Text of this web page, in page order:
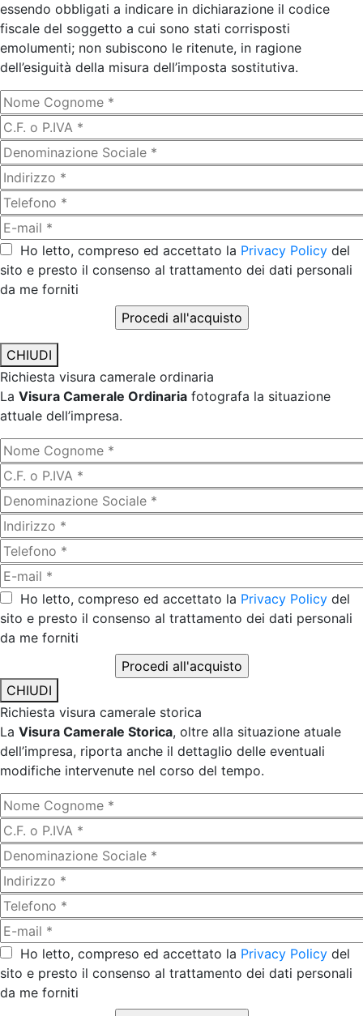
essendo obbligati a indicare in dichiarazione il codice
fiscale del soggetto a cui sono stati corrisposti
emolumenti; non subiscono le ritenute, in ragione
dell’esiguità della misura dell’imposta sostitutiva.
Ho letto, compreso ed accettato la Privacy Policy del
sito e presto il consenso al trattamento dei dati personali
da me forniti
CHIUDI
Richiesta visura camerale ordinaria
La Visura Camerale Ordinaria fotografa la situazione
attuale dell’impresa.
Ho letto, compreso ed accettato la Privacy Policy del
sito e presto il consenso al trattamento dei dati personali
da me forniti
CHIUDI
Richiesta visura camerale storica
La Visura Camerale Storica, oltre alla situazione atuale
dell’impresa, riporta anche il dettaglio delle eventuali
modifiche intervenute nel corso del tempo.
Ho letto, compreso ed accettato la Privacy Policy del
sito e presto il consenso al trattamento dei dati personali
da me forniti